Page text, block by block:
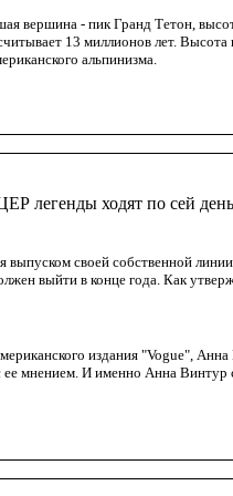
вершина - пик Гранд Тетон,
13 миллионов лет.
альпинизма.
легенды ходят по сей
своей собственной
выйти в конце года. Как
издания "Vogue",
мнением. И именно Анна Винтур